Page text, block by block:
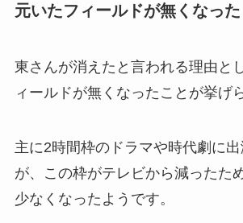
元いたフィールドが無くなった
東さんが消えたと言われる理由と
ィールドが無くなったことが挙げ
主に2時間枠のドラマや時代劇に
が、この枠がテレビから減ったた
少なくなったようです。